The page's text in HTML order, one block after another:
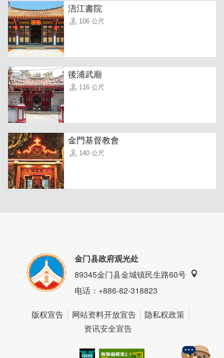
浯江書院
106 公尺
後浦武廟
116 公尺
金門基督教會
140 公尺
金门县政府观光处
89345金门县金城镇民生路60号
电话：+886-82-318823
版权宣告 网站资料开放宣告
隐私权政策
资讯安全宣告